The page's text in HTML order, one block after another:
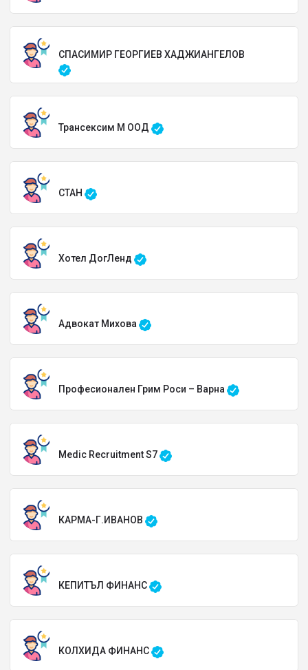
СПАСИМИР ГЕОРГИЕВ ХАДЖИАНГЕЛОВ
Трансексим М ООД
СТАН
Хотел ДогЛенд
Адвокат Михова
Професионален Грим Роси – Варна
Medic Recruitment S7
КАРМА-Г.ИВАНОВ
КЕПИТЪЛ ФИНАНС
КОЛХИДА ФИНАНС